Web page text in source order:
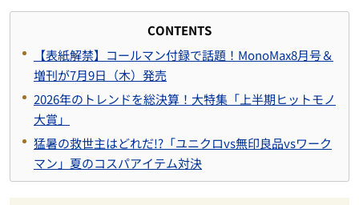
CONTENTS
【表紙解禁】コールマン付録で話題！MonoMax8月号＆
増刊が7月9日（木）発売
2026年のトレンドを総決算！大特集「上半期ヒットモノ
大賞」
猛暑の救世主はどれだ!?「ユニクロvs無印良品vsワーク
マン」夏のコスパアイテム対決